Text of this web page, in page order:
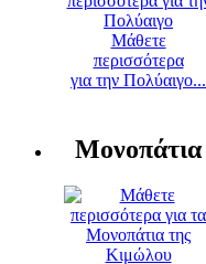
Μάθετε
περισσότερα
για την Πολύαιγο...
Μονοπάτια